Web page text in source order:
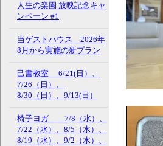
人生の楽園 放映記念キャ
ンペーン #1
当ゲストハウス 2026年
8月から実施の新プラン
己書教室 6/21(日）、
7/26（日）、
8/30（日）、9/13(日）
椅子ヨガ 7/8（水）、
7/22（水）、8/5（水）、
8/19（水）、9/2（水）、